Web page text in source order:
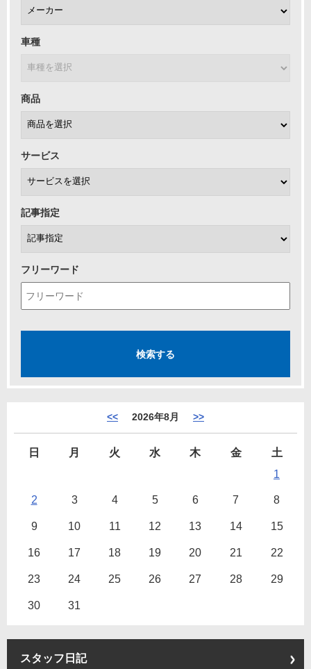
車種
商品
サービス
記事指定
フリーワード
<< 2026年8月 >>
日 月 火 水 木 金
土
1
2 3 4 5 6 7 8
9 10 11 12 13 14 15
16 17 18 19 20 21 22
23 24 25 26 27 28 29
30 31
スタッフ日記